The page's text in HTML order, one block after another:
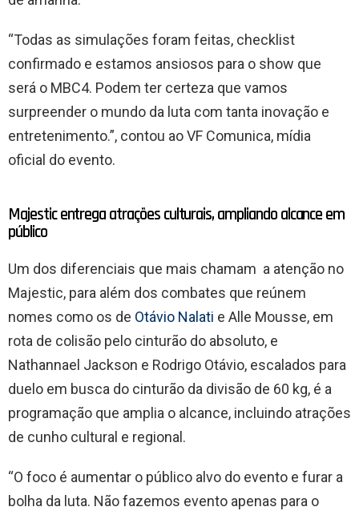
“Todas as simulações foram feitas, checklist
confirmado e estamos ansiosos para o show que
será o MBC4. Podem ter certeza que vamos
surpreender o mundo da luta com tanta inovação e
entretenimento.”, contou ao VF Comunica, mídia
oficial do evento.
Majestic entrega atrações culturais, ampliando alcance em
público
Um dos diferenciais que mais chamam a atenção no
Majestic, para além dos combates que reúnem
nomes como os de Otávio Nalati e Alle Mousse, em
rota de colisão pelo cinturão do absoluto, e
Nathannael Jackson e Rodrigo Otávio, escalados para
duelo em busca do cinturão da divisão de 60 kg, é a
programação que amplia o alcance, incluindo atrações
de cunho cultural e regional.
“O foco é aumentar o público alvo do evento e furar a
bolha da luta. Não fazemos evento apenas para o